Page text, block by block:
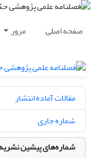
صفحه اصلی مرور
مقالات آماده انتشار
شماره جاری
شماره‌های پیشین نشریه